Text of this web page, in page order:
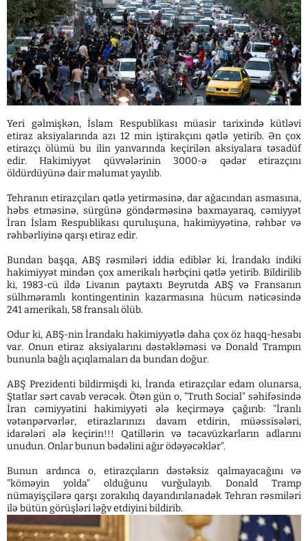
Yeri gəlmişkən, İslam Respublikası müasir tarixində kütləvi
etiraz aksiyalarında azı 12 min iştirakçını qətlə yetirib. Ən çox
etirazçı ölümü bu ilin yanvarında keçirilən aksiyalara təsadüf
edir. Hakimiyyət qüvvələrinin 3000-ə qədər etirazçını
öldürdüyünə dair məlumat yayılıb.
Tehranın etirazçıları qətlə yetirməsinə, dar ağacından asmasına,
həbs etməsinə, sürgünə göndərməsinə baxmayaraq, cəmiyyət
İran İslam Respublikası quruluşuna, hakimiyyətinə, rəhbər və
rəhbərliyinə qarşı etiraz edir.
Bundan başqa, ABŞ rəsmiləri iddia ediblər ki, İrandakı indiki
hakimiyyət mindən çox amerikalı hərbçini qətlə yetirib. Bildirilib
ki, 1983-cü ildə Livanın paytaxtı Beyrutda ABŞ və Fransanın
sülhməramlı kontingentinin kazarmasına hücum nəticəsində
241 amerikalı, 58 fransalı ölüb.
Odur ki, ABŞ-nin İrandakı hakimiyyətlə daha çox öz haqq-hesabı
var. Onun etiraz aksiyalarını dəstəkləməsi və Donald Trampın
bununla bağlı açıqlamaları da bundan doğur.
ABŞ Prezidenti bildirmişdi ki, İranda etirazçılar edam olunarsa,
Ştatlar sərt cavab verəcək. Ötən gün o, "Truth Social" səhifəsində
İran cəmiyyətini hakimiyyəti ələ keçirməyə çağırıb: "İranlı
vətənpərvərlər, etirazlarınızı davam etdirin, müəssisələri,
idarələri ələ keçirin!!! Qatillərin və təcavüzkarların adlarını
unudun. Onlar bunun bədəlini ağır ödəyəcəklər".
Bunun ardınca o, etirazçıların dəstəksiz qalmayacağını və
"köməyin yolda" olduğunu vurğulayıb. Donald Tramp
nümayişçilərə qarşı zorakılıq dayandırılanadək Tehran rəsmiləri
ilə bütün görüşləri ləğv etdiyini bildirib.